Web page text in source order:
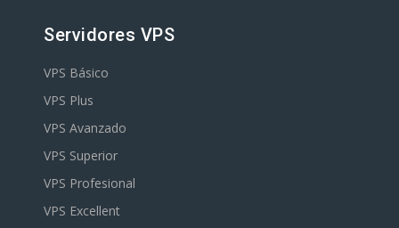
Servidores VPS
VPS Básico
VPS Plus
VPS Avanzado
VPS Superior
VPS Profesional
VPS Excellent